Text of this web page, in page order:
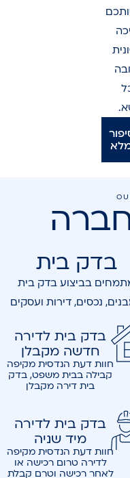
בדק בית
בביצוע בדק בית
נכסים, דירות ועסקים
בדק בית לדירה
חדשה מקבלן
חוות דעת הנדסית מקיפה
קבילה בבית משפט, בדק
בית דירה מקבלן
בדק בית לדירה
מיד שניה
חוות דעת הנדסית מקיפה
לדירה טרום רכישה או
לאחר רכישה וטרם קבלת